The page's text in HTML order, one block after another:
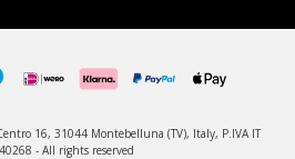
16, 31044 Montebelluna (TV), Italy, P.IVA IT
- All rights reserved